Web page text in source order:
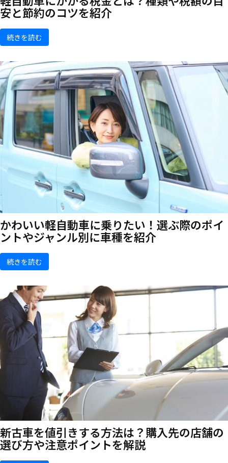
安と節約のコツを紹介
続きを読む
かわいい軽自動車に乗りたい！選ぶ際のポイ
ントやジャンル別に車種を紹介
続きを読む
新古車を値引きする方法は？購入先の店舗の
選び方や注意ポイントを解説